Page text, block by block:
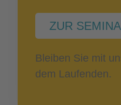
ZUR
Bleiben Sie mit
dem Laufenden.